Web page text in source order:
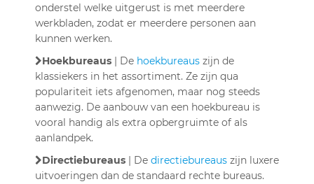
onderstel welke uitgerust is met meerdere
werkbladen, zodat er meerdere personen aan
kunnen werken.
Hoekbureaus | De hoekbureaus zijn de
klassiekers in het assortiment. Ze zijn qua
populariteit iets afgenomen, maar nog steeds
aanwezig. De aanbouw van een hoekbureau is
vooral handig als extra opbergruimte of als
aanlandpek.
Directiebureaus | De directiebureaus zijn luxere
uitvoeringen dan de standaard rechte bureaus.